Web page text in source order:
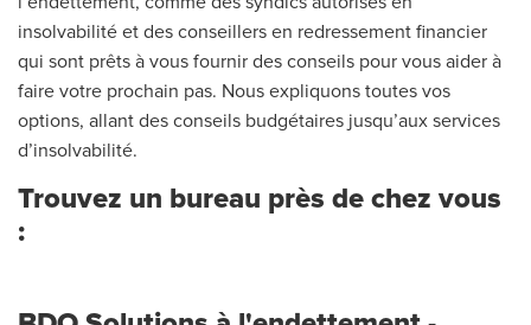
insolvabilité et des conseillers en redressement financier
qui sont prêts à vous fournir des conseils pour vous aider à
faire votre prochain pas. Nous expliquons toutes vos
options, allant des conseils budgétaires jusqu’aux services
d’insolvabilité.
Trouvez un bureau près de chez vous
: